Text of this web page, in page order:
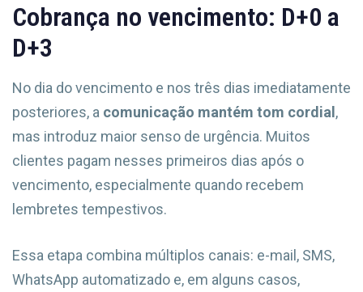
Cobrança no vencimento: D+0 a
D+3
No dia do vencimento e nos três dias imediatamente
posteriores, a comunicação mantém tom cordial,
mas introduz maior senso de urgência. Muitos
clientes pagam nesses primeiros dias após o
vencimento, especialmente quando recebem
lembretes tempestivos.
Essa etapa combina múltiplos canais: e-mail, SMS,
WhatsApp automatizado e, em alguns casos,